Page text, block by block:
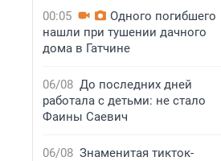
00:05
Одного погибшего
нашли при тушении дачного
дома в Гатчине
06/08 До последних дней
работала с детьми: не стало
Фаины Саевич
06/08 Знаменитая тикток-